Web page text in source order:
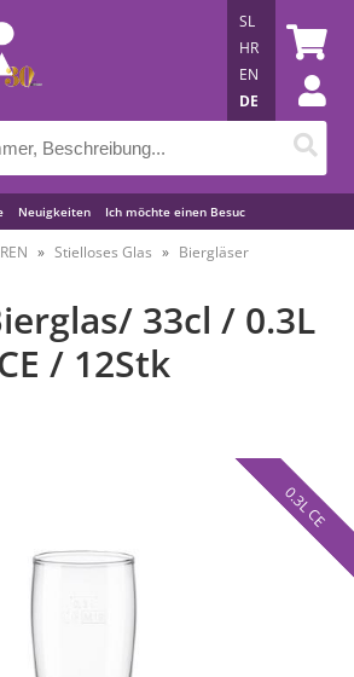
Neuigkeiten Ich möchte einen Besuc
SL
HR
EN
DE
Stielloses Glas Biergläser
33cl / 0.3L
/ 12Stk
0.3L CE